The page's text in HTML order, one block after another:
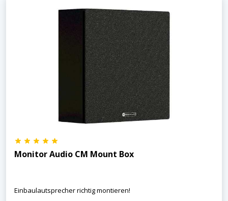
Monitor Audio CM Mount Box
Einbaulautsprecher richtig montieren!